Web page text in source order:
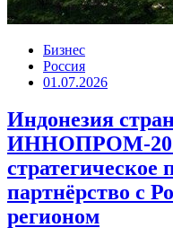
Бизнес
Россия
01.07.2026
Индонезия
ИННОПРОМ-
партнёрство с
регионом